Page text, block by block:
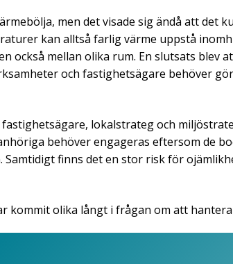
men det visade sig ändå att det
kan alltså farlig värme uppstå
också mellan olika rum. En slutsats blev
och fastighetsägare behöver
lokalstrateg och
behöver engageras eftersom de
finns det en stor risk för
kommit olika långt i frågan om att